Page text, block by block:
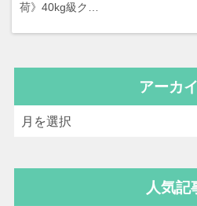
荷》40kg級ク…
アーカ
人気記